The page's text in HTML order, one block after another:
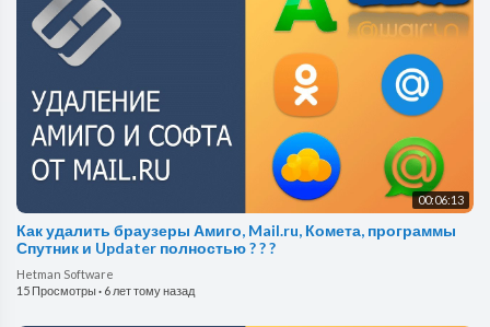
00:06:13
Как удалить браузеры Амиго, Mail.ru, Комета, программы
Спутник и Updater полностью ? ? ?
Hetman Software
15 Просмотры· 6 лет тому назад